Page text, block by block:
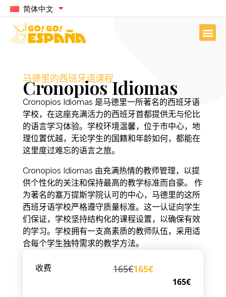
简体中文
马德里的西班牙语课程
Cronopios Idiomas
Cronopios Idiomas 是马德里一所著名的西班牙语
学校，在这座充满活力的西班牙首都提供无与伦比
的语言学习体验。学校环境温馨，位于市中心，地
理位置优越，无论学生的国籍和年龄如何，都能在
这里度过难忘的语言之旅。
Cronopios Idiomas 由充满热情的教师管理，以提
供个性化的关注和保持最高的教学标准而自豪。 作
为著名的塞万提斯学院认可的中心，马德里的这所
西班牙语学校严格遵守质量标准。这一认证向学生
们保证，学校坚持结构化的课程设置，以确保有效
的学习。学校拥有一支高素质的教师队伍，采用适
合每个学生独特需求的教学方法。
收费
165€
165€165€